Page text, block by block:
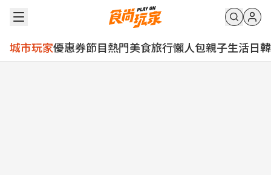
城市玩家優惠券節目熱門美食旅行懶人包親子生活日韓